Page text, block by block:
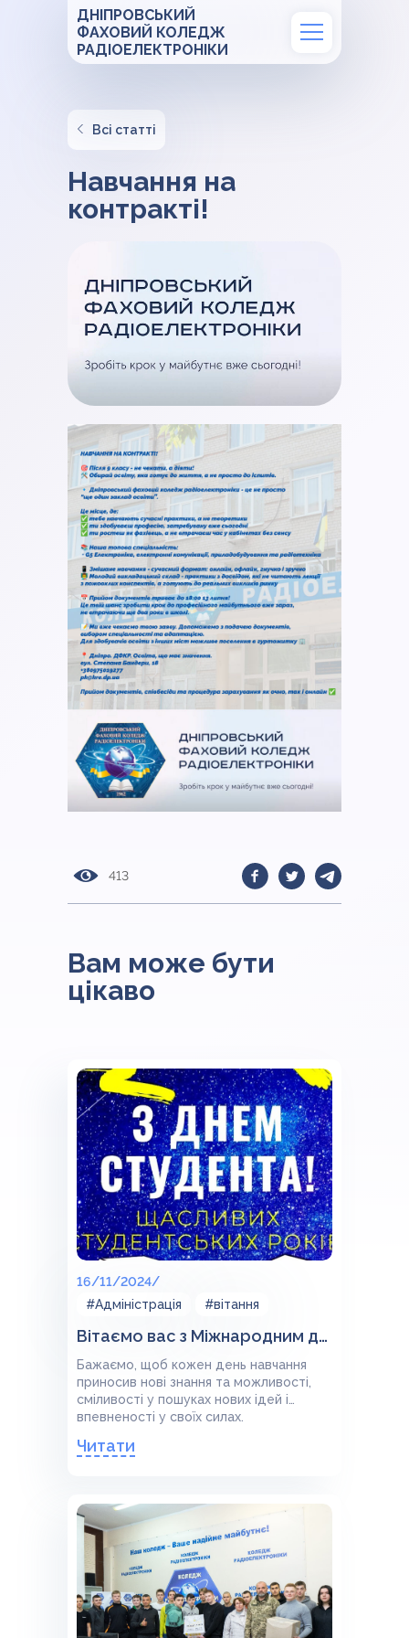
ДНІПРОВСЬКИЙ
ФАХОВИЙ КОЛЕДЖ
РАДІОЕЛЕКТРОНІКИ
Всі статті
Навчання на
контракті!
413
Вам може бути
цікаво
16/11/2024/
#Адміністрація
#вітання
Вітаємо вас з Міжнародним днем студента!
Бажаємо, щоб кожен день навчання
приносив нові знання та можливості,
сміливості у пошуках нових ідей і
впевненості у своїх силах.
Читати